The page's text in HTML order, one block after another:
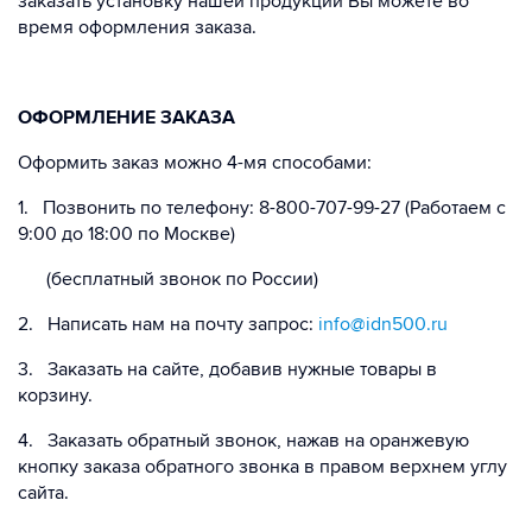
время оформления заказа.
ОФОРМЛЕНИЕ ЗАКАЗА
Оформить заказ можно 4-мя способами:
1. Позвонить по телефону: 8-800-707-99-27 (Работаем с
9:00 до 18:00 по Москве)
(бесплатный звонок по России)
2. Написать нам на почту запрос: info@idn500.ru
3. Заказать на сайте, добавив нужные товары в
корзину.
4. Заказать обратный звонок, нажав на оранжевую
кнопку заказа обратного звонка в правом верхнем углу
сайта.